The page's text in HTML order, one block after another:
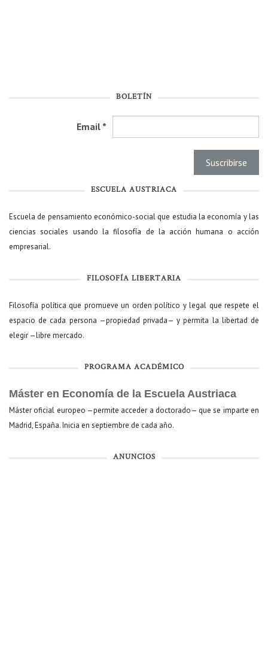
BOLETÍN
Email *
ESCUELA AUSTRIACA
Escuela de pensamiento económico-social que estudia la economía y las
ciencias sociales usando la filosofía de la acción humana o acción
empresarial.
FILOSOFÍA LIBERTARIA
Filosofía política que promueve un orden político y legal que respete el
espacio de cada persona —propiedad privada— y permita la libertad de
elegir —libre mercado.
PROGRAMA ACADÉMICO
Máster en Economía de la Escuela Austriaca
Máster oficial europeo —permite acceder a doctorado— que se imparte en
Madrid, España. Inicia en septiembre de cada año.
ANUNCIOS